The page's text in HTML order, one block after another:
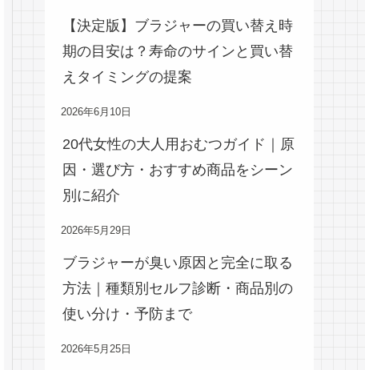
【決定版】ブラジャーの買い替え時
期の目安は？寿命のサインと買い替
えタイミングの提案
2026年6月10日
20代女性の大人用おむつガイド｜原
因・選び方・おすすめ商品をシーン
別に紹介
2026年5月29日
ブラジャーが臭い原因と完全に取る
方法｜種類別セルフ診断・商品別の
使い分け・予防まで
2026年5月25日